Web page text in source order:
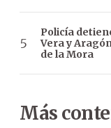
Policía
Vera y
de la Mora
Más